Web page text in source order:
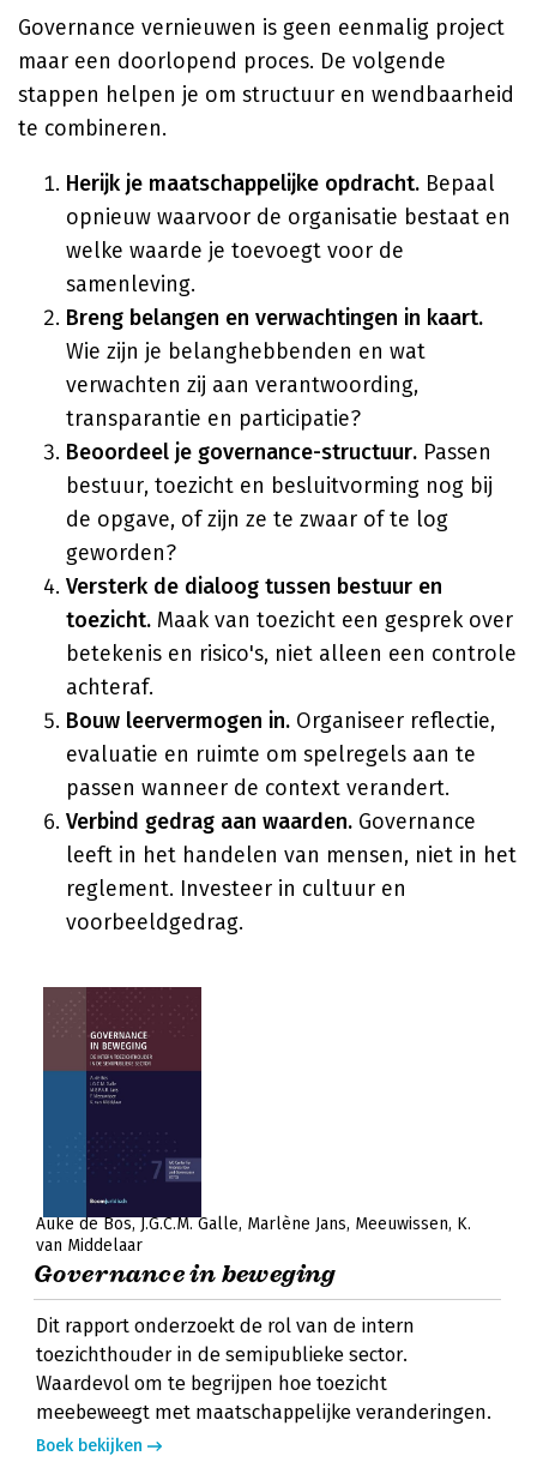
Governance vernieuwen is geen eenmalig project
maar een doorlopend proces. De volgende
stappen helpen je om structuur en wendbaarheid
te combineren.
Herijk je maatschappelijke opdracht. Bepaal
opnieuw waarvoor de organisatie bestaat en
welke waarde je toevoegt voor de
samenleving.
Breng belangen en verwachtingen in kaart.
Wie zijn je belanghebbenden en wat
verwachten zij aan verantwoording,
transparantie en participatie?
Beoordeel je governance-structuur. Passen
bestuur, toezicht en besluitvorming nog bij
de opgave, of zijn ze te zwaar of te log
geworden?
Versterk de dialoog tussen bestuur en
toezicht. Maak van toezicht een gesprek over
betekenis en risico's, niet alleen een controle
achteraf.
Bouw leervermogen in. Organiseer reflectie,
evaluatie en ruimte om spelregels aan te
passen wanneer de context verandert.
Verbind gedrag aan waarden. Governance
leeft in het handelen van mensen, niet in het
reglement. Investeer in cultuur en
voorbeeldgedrag.
Auke de Bos J.G.C.M. Galle Marlène Jans Meeuwissen K.
van Middelaar
Governance in beweging
Dit rapport onderzoekt de rol van de intern
toezichthouder in de semipublieke sector.
Waardevol om te begrijpen hoe toezicht
meebeweegt met maatschappelijke veranderingen.
Boek bekijken